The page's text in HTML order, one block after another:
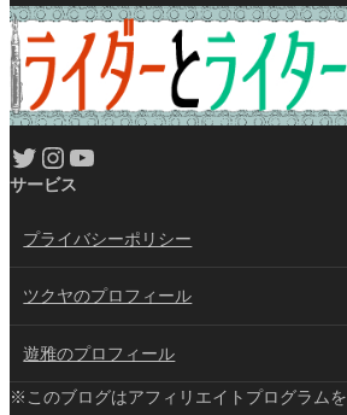
Twitter Instagram YouTube
サービス
プライバシーポリシー
ツクヤのプロフィール
遊雅のプロフィール
※このブログはアフィリエイトプログラムを